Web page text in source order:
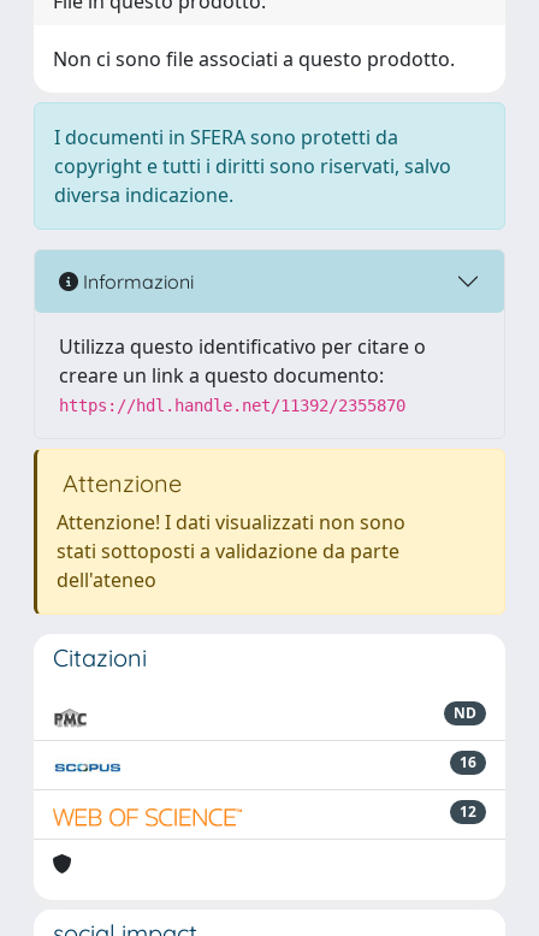
Non ci sono file associati a questo prodotto.
I documenti in SFERA sono protetti da
copyright e tutti i diritti sono riservati, salvo
diversa indicazione.
Informazioni
Utilizza questo identificativo per citare o
creare un link a questo documento:
https://hdl.handle.net/11392/2355870
Attenzione
Attenzione! I dati visualizzati non sono
stati sottoposti a validazione da parte
dell'ateneo
Citazioni
ND
16
12